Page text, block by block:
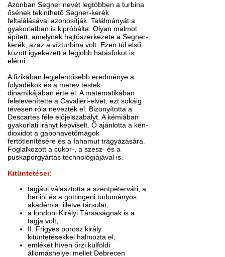
Azonban Segner nevét legtöbben a turbina
ősének tekinthető Segner-kerék
feltalálásával azonosítják. Találmányát a
gyakorlatban is kipróbálta. Olyan malmot
épített, amelynek hajtószerkezete a Segner-
kerék, azaz a vízturbina volt. Ezen túl első
között igyekezett a legjobb hatásfokot is
elérni.
A fizikában legjelentősebb eredménye a
folyadékok és a merev testek
dinamikájában érte el. A matematikában
felelevenítette a Cavalieri-elvet, ezt sokáig
tévesen róla nevezték el. Bizonyította a
Descartes féle előjelszabályt. A kémiában
gyakorlati irányt képviselt. Ő ajánlotta a kén-
dioxidot a gabonavetőmagok
fertőtlenítésére és a fahamut trágyázására.
Foglalkozott a cukor-, a szesz- és a
puskaporgyártás technológiájával is.
Kitüntetései:
tagjául választotta a szentpétervári, a
berlini és a göttingeni tudományos
akadémia, illetve társulat,
a londoni Királyi Társaságnak is a
tagja volt,
II. Frigyes porosz király
kitüntetésekkel halmozta el,
emlékét híven őrzi külföldi
állomáshelyei mellet Debrecen